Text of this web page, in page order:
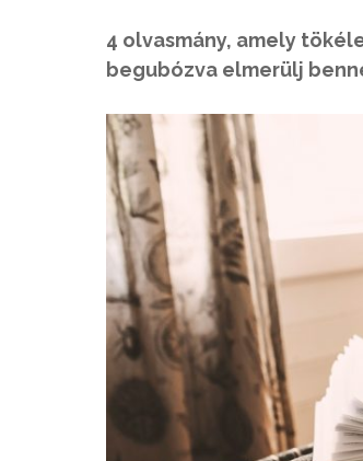
4 olvasmány, amely
begubózva elmerülj